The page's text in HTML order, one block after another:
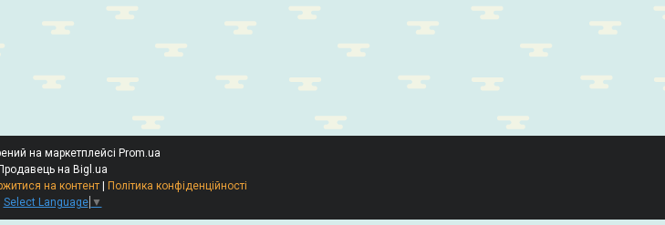
на маркетплейсі Prom.ua
на Bigl.ua
на контент | Політика конфіденційності
Select Language ▼